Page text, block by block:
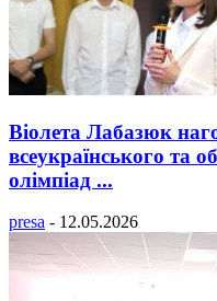
Віолета Лабазюк
всеукраїнського та
олімпіад ...
presa - 12.05.2026